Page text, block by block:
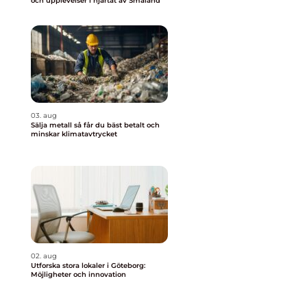
03. aug
Sälja metall så får du bäst betalt och
minskar klimatavtrycket
02. aug
Utforska stora lokaler i Göteborg:
Möjligheter och innovation